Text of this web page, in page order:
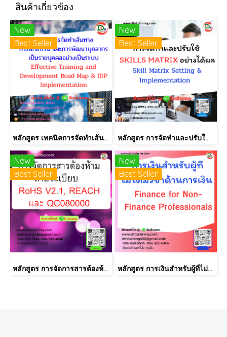
สินค้าเกี่ยวข้อง
New
Best Seller
หลักสูตร เทคนิคการจัดทำเส้นทางการฝึกอบรม และการพัฒนาบุคลากร เป็นรายบุคคลอย่างเป็นระบบ Effective Training and Development Road Map & IDP Implementation
New
Best Seller
หลักสูตร การจัดทำและปรับใช้ SKILLS MATRIX อย่างได้ผล Skill Matrix Setting & Implementation
New
Best Seller
หลักสูตร การจัดการสารต้องห้ามตามระเบียบ RoHS V2.1, REACH และ QC080000
New
Best Seller
หลักสูตร การเงินสำหรับผู้ที่ไม่ได้มีวิชาชีพด้านการเงิน (Finance for Non-Finance Professionals)